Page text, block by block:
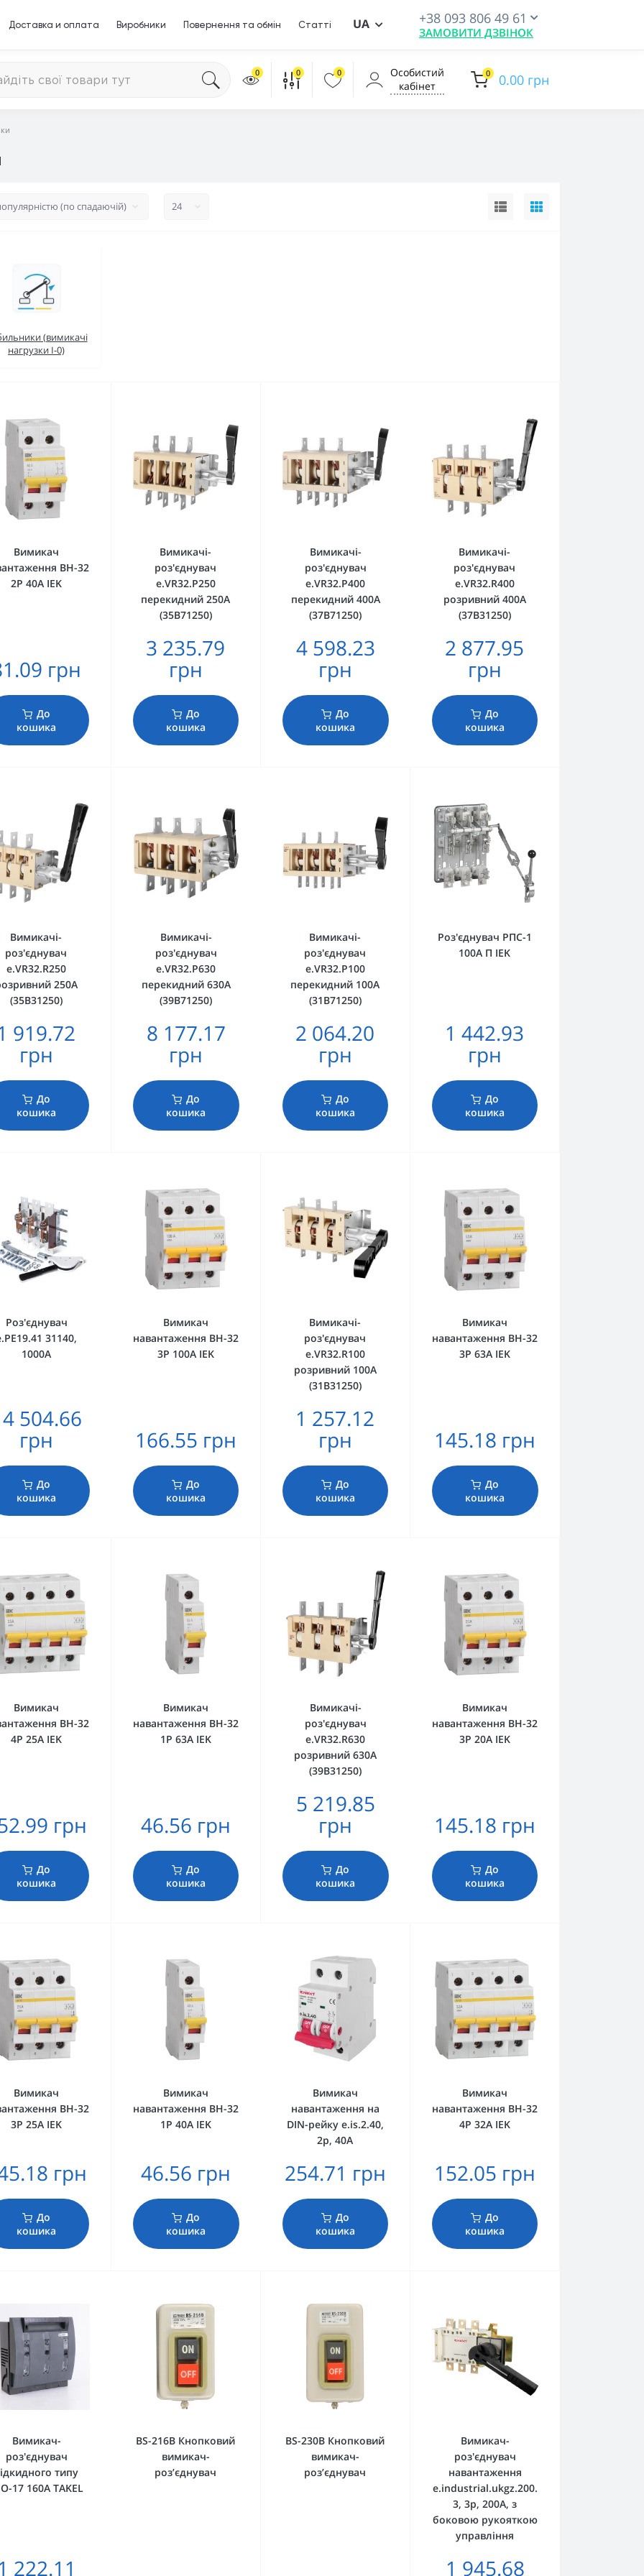
Доставка и оплата Виробники Повернення та обмін Статті UA +38 093 806 49 61
ЗАМОВИТИ ДЗВІНОК
0 0 0
Особистий
кабінет
0 0.00 грн
(вимикачі
нагрузки I-0)
Вимикач
ВН-32
2Р 40А IEK
грн
До
кошика
Вимикачі-
роз'єднувач
e.VR32.P250
перекидний 250А
(35В71250)
3 235.79
грн
До
кошика
Вимикачі-
роз'єднувач
e.VR32.P400
перекидний 400А
(37В71250)
4 598.23
грн
До
кошика
Вимикачі-
роз'єднувач
e.VR32.R400
розривний 400А
(37В31250)
2 877.95
грн
До
кошика
Вимикачі-
роз'єднувач
e.VR32.R250
250А
(35В31250)
919.72
грн
До
кошика
Вимикачі-
роз'єднувач
e.VR32.P630
перекидний 630А
(39В71250)
8 177.17
грн
До
кошика
Вимикачі-
роз'єднувач
e.VR32.P100
перекидний 100А
(31В71250)
2 064.20
грн
До
кошика
Роз'єднувач РПС-1
100А П IEK
1 442.93
грн
До
кошика
Роз'єднувач
31140,
1000А
504.66
грн
До
кошика
Вимикач
навантаження ВН-32
3Р 100А IEK
166.55 грн
До
кошика
Вимикачі-
роз'єднувач
e.VR32.R100
розривний 100А
(31В31250)
1 257.12
грн
До
кошика
Вимикач
навантаження ВН-32
3Р 63А IEK
145.18 грн
До
кошика
Вимикач
ВН-32
4Р 25А IEK
грн
До
кошика
Вимикач
навантаження ВН-32
1Р 63А IEK
46.56 грн
До
кошика
Вимикачі-
роз'єднувач
e.VR32.R630
розривний 630А
(39В31250)
5 219.85
грн
До
кошика
Вимикач
навантаження ВН-32
3Р 20А IEK
145.18 грн
До
кошика
Вимикач
ВН-32
3Р 25А IEK
грн
До
кошика
Вимикач
навантаження ВН-32
1Р 40А IEK
46.56 грн
До
кошика
Вимикач
навантаження на
DIN-рейку e.is.2.40,
2р, 40А
254.71 грн
До
кошика
Вимикач
навантаження ВН-32
4Р 32А IEK
152.05 грн
До
кошика
Вимикач-
роз'єднувач
типу
17 160A TAKEL
222.11
BS-216B Кнопковий
вимикач-
роз’єднувач
BS-230B Кнопковий
вимикач-
роз’єднувач
Вимикач-
роз'єднувач
навантаження
e.industrial.ukgz.200.
3, 3р, 200А, з
боковою рукояткою
управління
1 945.68